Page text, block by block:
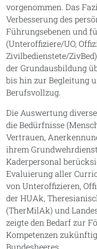
vorgenommen. Das
Verbesserung des
Führungsebenen und
(Unteroffiziere/UO,
Zivilbedienstete/
der Grundausbildung
bis hin zur Begleitung
Berufsvollzug.
Die Auswertung
die Bedürfnisse
Vertrauen,
ihrem
Kaderpersonal
Evaluierung aller
von Unteroffizieren,
der HUAk,
(TherMilAk) und
zeigte den Bedarf zur
Kompetenzen
Bundesheeres.